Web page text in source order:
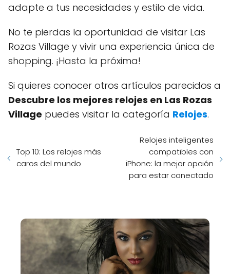
adapte a tus necesidades y estilo de vida.
No te pierdas la oportunidad de visitar Las
Rozas Village y vivir una experiencia única de
shopping. ¡Hasta la próxima!
Si quieres conocer otros artículos parecidos a
Descubre los mejores relojes en Las Rozas
Village puedes visitar la categoría Relojes.
Top 10: Los relojes más
caros del mundo
Relojes inteligentes
compatibles con
iPhone: la mejor opción
para estar conectado